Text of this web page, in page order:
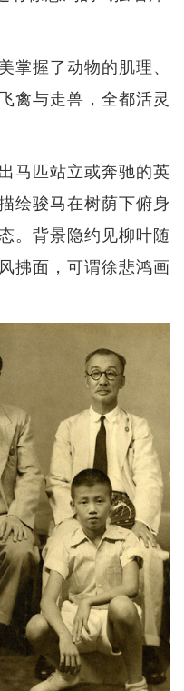
掌握了动物的肌理、
禽与走兽，全都活灵
马匹站立或奔驰的英
绘骏马在树荫下俯身
。背景隐约见柳叶随
拂面，可谓徐悲鸿画